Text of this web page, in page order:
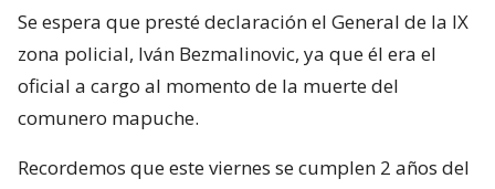
Se espera que presté declaración el General de la IX
zona policial, Iván Bezmalinovic, ya que él era el
oficial a cargo al momento de la muerte del
comunero mapuche.
Recordemos que este viernes se cumplen 2 años del